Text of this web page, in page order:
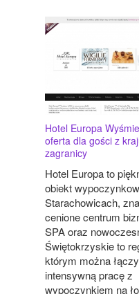
Hotel Europa
oferta dla gości z
zagranicy
Hotel Europa to
obiekt
Starachowicach,
cenione centrum
SPA oraz
Świętokrzyskie to
którym można
intensywną pracę z
wypoczynkiem na